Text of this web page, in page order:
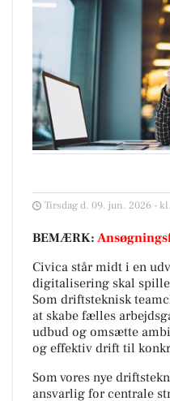
Tirsdag d. 09. jun. 2026 -
BEMÆRK:
Civica står midt i en
digitalisering skal
Som driftsteknisk
at skabe fælles
udbud og omsætte
og effektiv drift til
Som vores nye
ansvarlig for centrale